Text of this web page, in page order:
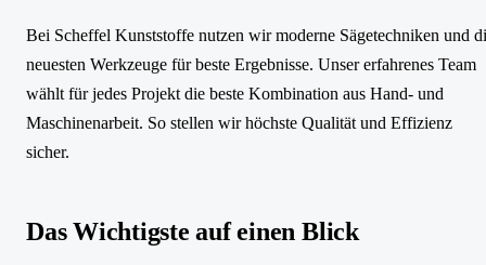
Bei Scheffel Kunststoffe nutzen wir moderne Sägetechniken und
neuesten Werkzeuge für beste Ergebnisse. Unser erfahrenes Team
wählt für jedes Projekt die beste Kombination aus Hand- und
Maschinenarbeit. So stellen wir höchste Qualität und Effizienz
sicher.
Das Wichtigste auf einen Blick